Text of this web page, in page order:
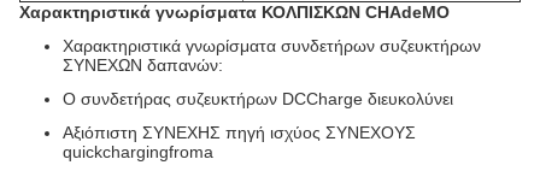
Χαρακτηριστικά γνωρίσματα ΚΟΛΠΙΣΚΩΝ CHAdeMO
Χαρακτηριστικά γνωρίσματα συνδετήρων συζευκτήρων
ΣΥΝΕΧΩΝ δαπανών:
Ο συνδετήρας συζευκτήρων DCCharge διευκολύνει
Αξιόπιστη ΣΥΝΕΧΗΣ πηγή ισχύος ΣΥΝΕΧΟΥΣ
quickchargingfroma